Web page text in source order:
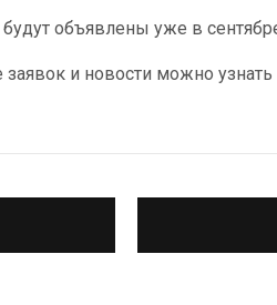
будут объявлены уже в
и новости можно узнать